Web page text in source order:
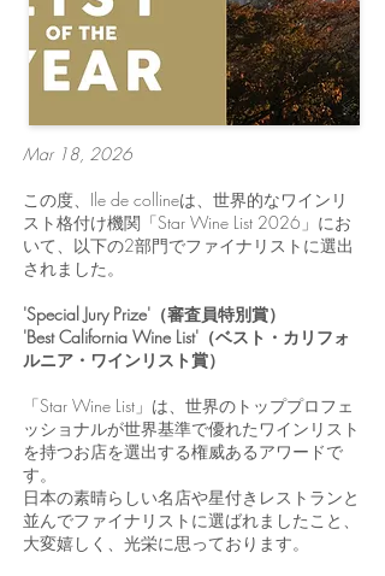
Mar 18, 2026
この度、Ile de collineは、世界的なワインリ
スト格付け機関「Star Wine List 2026」にお
いて、以下の2部門でファイナリストに選出
されました。
'Special Jury Prize'（審査員特別賞）
'Best California Wine List'（ベスト・カリフォ
ルニア・ワインリスト賞）
「Star Wine List」は、世界のトッププロフェ
ッショナルが世界基準で優れたワインリスト
を持つお店を選出する権威あるアワードで
す。
日本の素晴らしい名店や星付きレストランと
並んでファイナリストに選ばれましたこと、
大変嬉しく、光栄に思っております。